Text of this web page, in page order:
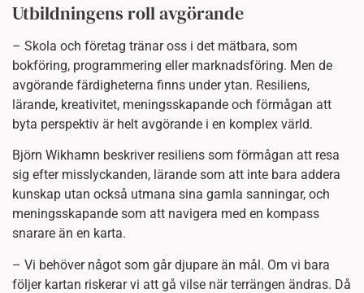
Utbildningens roll avgörande
– Skola och företag tränar oss i det mätbara, som
bokföring, programmering eller marknadsföring. Men de
avgörande färdigheterna finns under ytan. Resiliens,
lärande, kreativitet, meningsskapande och förmågan att
byta perspektiv är helt avgörande i en komplex värld.
Björn Wikhamn beskriver resiliens som förmågan att resa
sig efter misslyckanden, lärande som att inte bara addera
kunskap utan också utmana sina gamla sanningar, och
meningsskapande som att navigera med en kompass
snarare än en karta.
– Vi behöver något som går djupare än mål. Om vi bara
följer kartan riskerar vi att gå vilse när terrängen ändras. Då